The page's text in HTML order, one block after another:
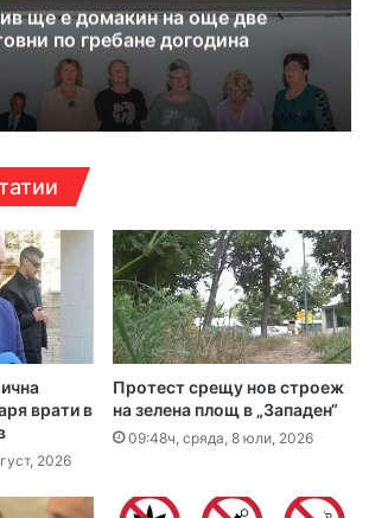
ще е домакин на още две
по гребане догодина
врати в
2026
Протест срещу нов строеж
на зелена площ в „Западен“
09:48ч, сряда, 8 юли, 2026